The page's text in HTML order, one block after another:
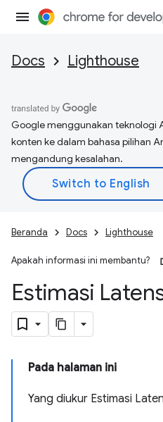
Docs Lighthouse
Google menggunakan teknologi
konten ke dalam bahasa pilihan
mengandung kesalahan.
Beranda Docs Lighthouse
Apakah informasi ini membantu?
Estimasi
Pada halaman ini
Yang diukur Estimasi